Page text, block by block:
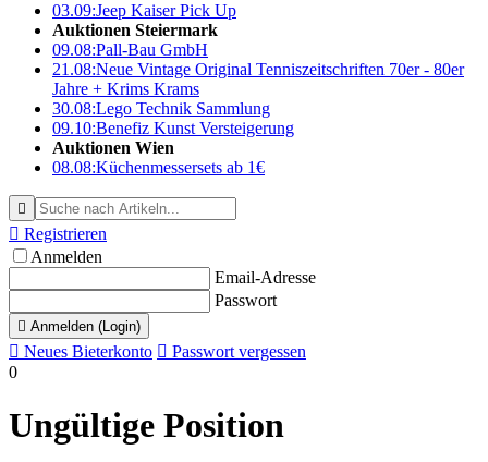
03.09:Jeep Kaiser Pick Up
Auktionen Steiermark
09.08:Pall-Bau GmbH
21.08:Neue Vintage Original Tenniszeitschriften 70er - 80er
Jahre + Krims Krams
30.08:Lego Technik Sammlung
09.10:Benefiz Kunst Versteigerung
Auktionen Wien
08.08:Küchenmessersets ab 1€

 Registrieren
Anmelden
Email-Adresse
Passwort
 Anmelden (Login)
 Neues Bieterkonto  Passwort vergessen
0
Ungültige Position